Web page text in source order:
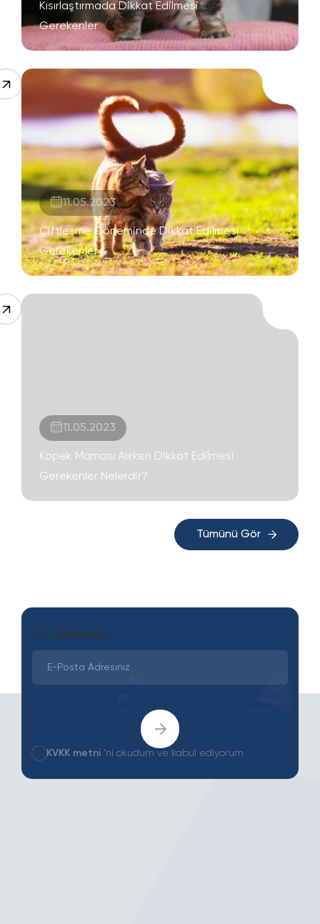
Kısırlaştırmada Dikkat Edilmesi
Gerekenler
11.05.2023
Çiftleşme Döneminde Dikkat Edilmesi
Gerekenler
11.05.2023
Köpek Maması Alırken Dikkat Edilmesi
Gerekenler Nelerdir?
Tümünü Gör
Son Yazılarımız
KVKK metni 'ni okudum ve kabul ediyorum.